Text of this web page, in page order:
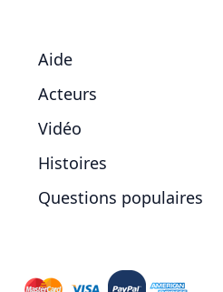
Aide
Acteurs
Vidéo
Histoires
Questions populaires